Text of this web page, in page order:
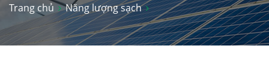
Trang chủ Năng lượng sạch